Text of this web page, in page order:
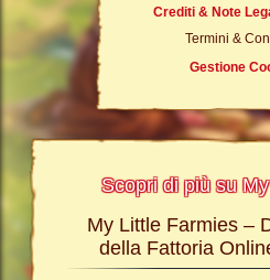
Crediti & Note
Termini &
Gestione
Scopri di più su
My Little Farmies –
della Fattoria